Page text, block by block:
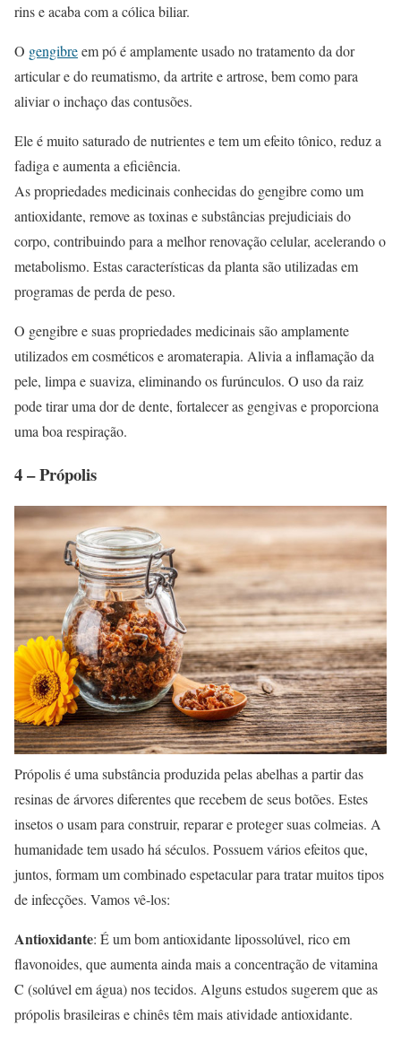
rins e acaba com a cólica biliar.
O gengibreem pó é amplamente usado no tratamento da dor
articular e do reumatismo, da artrite e artrose, bem como para
aliviar o inchaço das contusões.
Ele é muito saturado de nutrientes e tem um efeito tônico, reduz a
fadiga e aumenta a eficiência.
As propriedades medicinais conhecidas do gengibre como um
antioxidante, remove as toxinas e substâncias prejudiciais do
corpo, contribuindo para a melhor renovação celular, acelerando o
metabolismo. Estas características da planta são utilizadas em
programas de perda de peso.
O gengibre e suas propriedades medicinais são amplamente
utilizados em cosméticos e aromaterapia. Alivia a inflamação da
pele, limpa e suaviza, eliminando os furúnculos. O uso da raiz
pode tirar uma dor de dente, fortalecer as gengivas e proporciona
uma boa respiração.
4 – Própolis
Própolis é uma substância produzida pelas abelhas a partir das
resinas de árvores diferentes que recebem de seus botões. Estes
insetos o usam para construir, reparar e proteger suas colmeias. A
humanidade tem usado há séculos. Possuem vários efeitos que,
juntos, formam um combinado espetacular para tratar muitos tipos
de infecções. Vamos vê-los:
Antioxidante: É um bom antioxidante lipossolúvel, rico em
flavonoides, que aumenta ainda mais a concentração de vitamina
C (solúvel em água) nos tecidos. Alguns estudos sugerem que as
própolis brasileiras e chinês têm mais atividade antioxidante.